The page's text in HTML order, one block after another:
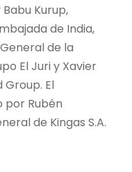
Kurup,
de India,
de la
El Juri y Xavier
El
Rubén
de Kingas S.A.